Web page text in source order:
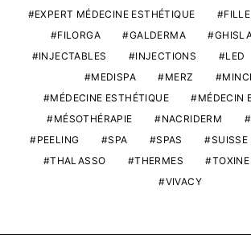
EXPERT MÉDECINE ESTHÉTIQUE
FILORGA
GALDERMA
INJECTABLES
INJECTIONS LED
MEDISPA
MERZ
MÉDECINE ESTHÉTIQUE
MÉDECIN
MÉSOTHÉRAPIE
NACRIDERM
PEELING
SPA SPAS SUISSE
THALASSO
THERMES
VIVACY